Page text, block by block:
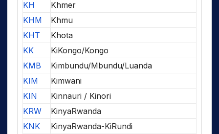
KH
Khmer
KHM
Khmu
KHT
Khota
KK
KiKongo/Kongo
KMB
Kimbundu/Mbundu/Luanda
KIM
Kimwani
KIN
Kinnauri / Kinori
KRW
KinyaRwanda
KNK
KinyaRwanda-KiRundi